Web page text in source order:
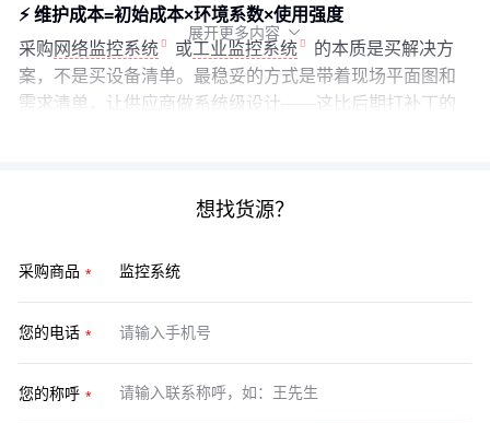
⚡ 维护成本=初始成本×环境系数×使用强度
采购网络监控系统 或工业监控系统
的本质是买解决方
案，不是买设备清单。最稳妥的方式是带着现场平面图和
需求清单，让供应商做系统级设计——这比后期打补丁的
展开更多内容 
想找货源？
采购商品
您的电话
您的称呼